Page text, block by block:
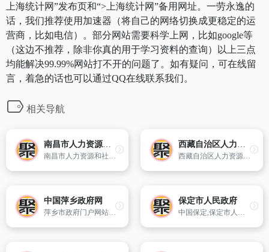
上海统计网”发布页和“>上海统计网”备用网址。一劳永逸的
话，我们推荐使用加速器（将自己的网络切换成更稳定的运
营商，比如电信）。部分网站需要科学上网，比如google等
（这边不推荐，除非你真的用于学习资料的查询）以上三点
均能解决99.99%网站打不开的问题了。如有疑问，可在线留
言，着急的话也可以通过QQ在线联系我们。
相关导航
南昌市人力资源和社会保障局
南昌市人力资源和社会保障局官方网站
西藏自治区人力资源和社会保障信息网
西藏自治区人力资源和社会保障厅官方网站
中国萍乡政府网
萍乡市政府门户网站是市人民政府公开政务,加强政民沟通,服务百姓,服务企业的窗口。主要内容有信息公开、招商引资、在线服务、公众参与等。
保定市人民政府
中国保定,保定市人民政府,中国保定政府门户网站